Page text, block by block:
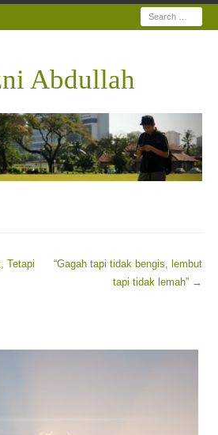
Search
Abdullah
Tetapi
“Gagah tapi tidak bengis, lembut
tapi tidak lemah” →